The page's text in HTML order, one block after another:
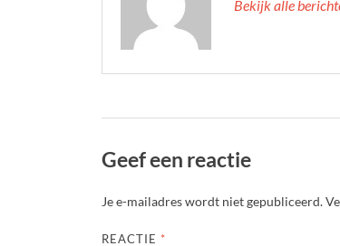
Bekijk alle
Geef een reactie
Je e-mailadres wordt niet gepubliceerd.
REACTIE *